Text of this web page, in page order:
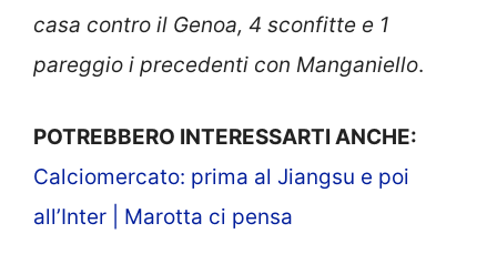
casa contro il Genoa, 4 sconfitte e 1
pareggio i precedenti con Manganiello.
POTREBBERO INTERESSARTI ANCHE:
Calciomercato: prima al Jiangsu e poi
all’Inter | Marotta ci pensa